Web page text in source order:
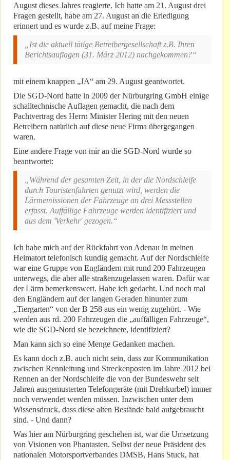
August dieses Jahres reagierte. Ich hatte am 21. August drei
Fragen gestellt, habe am 27. August an die Erledigung
erinnert und es wurde z.B. auf meine Frage:
„Ist die aktuell tätige Betreibergesellschaft z.B. Ihren
Berichtsauflagen (31. März 2012) nachgekommen?“
mit einem knappen „JA“ am 29. August geantwortet.
Die SGD-Nord hatte in 2009 der Nürburgring GmbH einige
schalltechnische Auflagen gemacht, die nach dem
Pachtvertrag des Herrn Minister Hering mit den neuen
Betreibern natürlich auf diese neue Firma übergegangen
waren.
Eine andere Frage von mir an die SGD-Nord wurde so
beantwortet:
„Während der gesamten Zeit, in der die Nordschleife
durch Touristenfahrten genutzt wird, werden die
Lärmemissionen der Fahrzeuge an drei Messstellen
erfasst. Auffällige Fahrzeuge werden identifiziert und
aus dem 'Verkehr' gezogen.“
Ich habe mich auf der Rückfahrt von Adenau in meinen
Heimatort telefonisch kundig gemacht. Auf der Nordschleife
war eine Gruppe von Engländern mit rund 200 Fahrzeugen
unterwegs, die aber alle straßenzugelassen waren. Dafür war
der Lärm bemerkenswert. Habe ich gedacht. Und noch mal
den Engländern auf der langen Geraden hinunter zum
„Tiergarten“ von der B 258 aus ein wenig zugehört. - Wie
werden aus rd. 200 Fahrzeugen die „auffälligen Fahrzeuge“,
wie die SGD-Nord sie bezeichnete, identifiziert?
Man kann sich so eine Menge Gedanken machen.
Es kann doch z.B. auch nicht sein, dass zur Kommunikation
zwischen Rennleitung und Streckenposten im Jahre 2012 bei
Rennen an der Nordschleife die von der Bundeswehr seit
Jahren ausgemusterten Telefongeräte (mit Drehkurbel) immer
noch verwendet werden müssen. Inzwischen unter dem
Wissensdruck, dass diese alten Bestände bald aufgebraucht
sind. - Und dann?
Was hier am Nürburgring geschehen ist, war die Umsetzung
von Visionen von Phantasten. Selbst der neue Präsident des
nationalen Motorsportverbandes DMSB, Hans Stuck, hat